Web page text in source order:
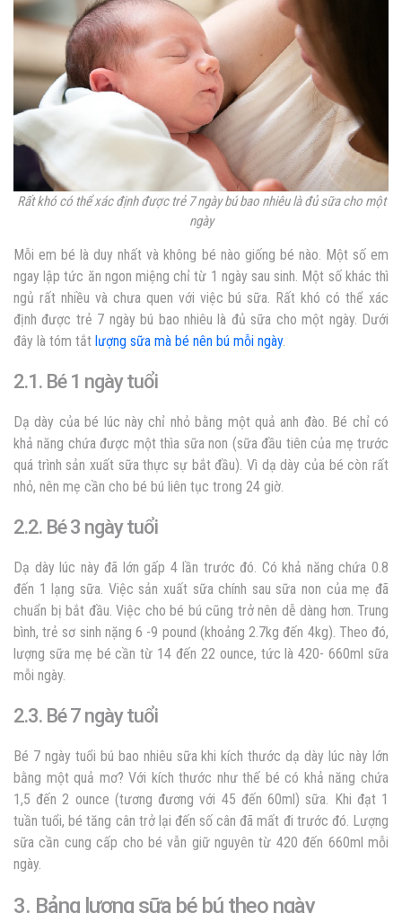
Rất khó có thể xác định được trẻ 7 ngày bú bao nhiêu là đủ sữa cho một
ngày
Mỗi em bé là duy nhất và không bé nào giống bé nào. Một số em
ngay lập tức ăn ngon miệng chỉ từ 1 ngày sau sinh. Một số khác thì
ngủ rất nhiều và chưa quen với việc bú sữa. Rất khó có thể xác
định được trẻ 7 ngày bú bao nhiêu là đủsữa cho một ngày. Dưới
đây là tóm tắt lượng sữa mà bé nên bú mỗi ngày.
2.1. Bé 1 ngày tuổi
Dạ dày của bé lúc này chỉ nhỏ bằng một quả anh đào. Bé chỉ có
khả năng chứa được một thìa sữa non (sữa đầu tiên của mẹ trước
quá trình sản xuất sữa thực sự bắt đầu). Vì dạ dày của bé còn rất
nhỏ, nên mẹ cần cho bé bú liên tục trong 24 giờ.
2.2. Bé 3 ngày tuổi
Dạ dày lúc này đã lớn gấp 4 lần trước đó. Có khả năng chứa 0.8
đến 1 lạng sữa. Việc sản xuất sữa chính sau sữa non của mẹ đã
chuẩn bị bắt đầu. Việc cho bé bú cũng trở nên dễ dàng hơn. Trung
bình, trẻ sơ sinh nặng 6 -9 pound (khoảng 2.7kg đến 4kg). Theo đó,
lượng sữa mẹ bé cần từ 14 đến 22 ounce, tức là 420- 660ml sữa
mỗi ngày.
2.3. Bé 7 ngày tuổi
Bé 7 ngày tuổi bú bao nhiêu sữakhi kích thước dạ dày lúc này lớn
bằng một quả mơ? Với kích thước như thế bé có khả năng chứa
1,5 đến 2 ounce (tương đương với 45 đến 60ml) sữa. Khi đạt 1
tuần tuổi, bé tăng cân trở lại đến số cân đã mất đi trước đó. Lượng
sữa cần cung cấp cho bé vẫn giữ nguyên từ 420 đến 660ml mỗi
ngày.
3. Bảng lượng sữa bé bú theo ngày